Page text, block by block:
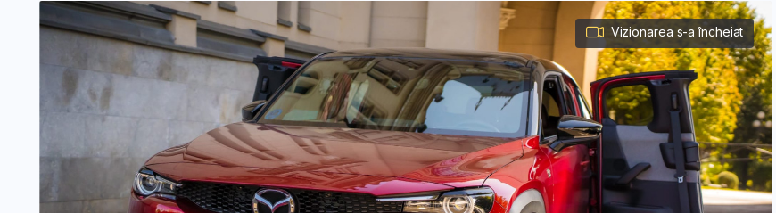
Vizionarea s-a încheiat